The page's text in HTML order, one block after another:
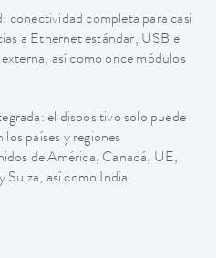
conectividad completa para casi
a Ethernet estándar, USB e
así como once módulos
el dispositivo solo puede
países y regiones
de América, Canadá, UE,
Suiza, así como India.